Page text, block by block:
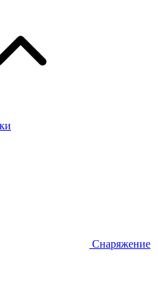
Снаряжение